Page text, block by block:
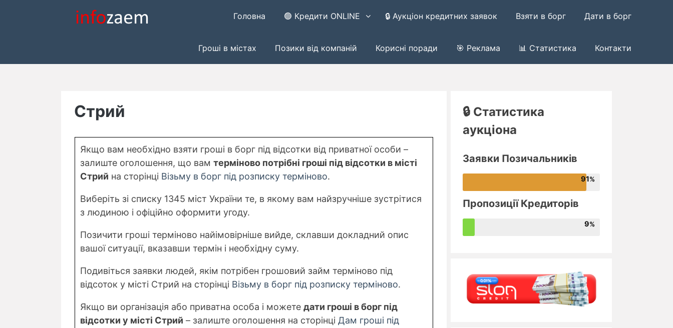
Головна 🟢 Кредити ONLINE 🔒 Аукціон кредитних заявок Взяти в борг Дати в борг
Гроші в містах Позики від компаній Корисні поради 🎯 Реклама 📊 Статистика Контакти
Стрий
Якщо вам необхідно взяти гроші в борг під відсотки від приватної особи –
залиште оголошення, що вам терміново потрібні гроші під відсотки в місті
Стрий на сторінці Візьму в борг під розписку терміново.
Виберіть зі списку 1345 міст України те, в якому вам найзручніше зустрітися
з людиною і офіційно оформити угоду.
Позичити гроші терміново найімовірніше вийде, склавши докладний опис
вашої ситуації, вказавши термін і необхідну суму.
Подивіться заявки людей, якім потрібен грошовий займ терміново під
відсоток у місті Стрий на сторінці Візьму в борг під розписку терміново.
Якщо ви організація або приватна особа і можете дати гроші в борг під
відсотки у місті Стрий – залиште оголошення на сторінці Дам гроші під
🔒 Статистика
аукціона
Заявки Позичальників
91
Пропозиції Кредиторів
9